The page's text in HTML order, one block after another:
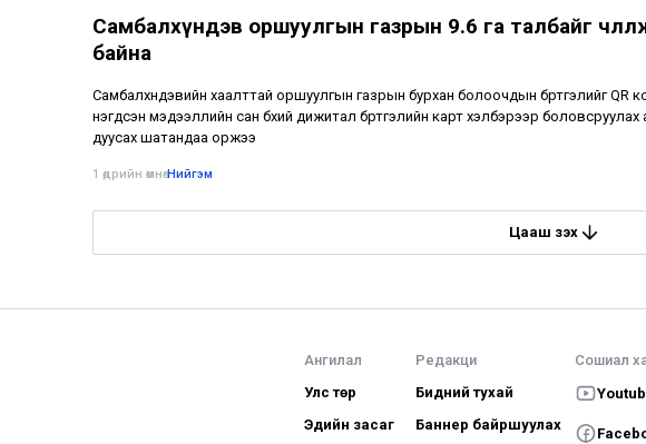
Самбалхүндэв оршуулгын газрын 9.6 га талбайг
байна
Самбалхүндэвийн хаалттай оршуулгын газрын бурхан болоочдын бүртгэлийг QR
нэгдсэн мэдээллийн сан бүхий дижитал бүртгэлийн карт хэлбэрээр боловсруулах
дуусах шатандаа оржээ
1 өдрийн өмнө•Нийгэм
Цааш үзэх
Ангилал
Улс төр
Эдийн засаг
Редакци
Бидний тухай
Баннер байршуулах
Сошиал